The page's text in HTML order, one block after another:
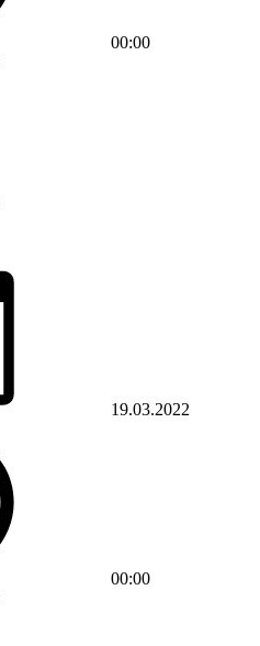
00:00
19.03.2022
00:00